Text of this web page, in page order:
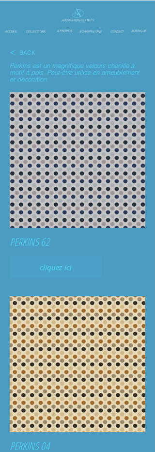
ARCREATION-TEXTILES
ACCUEIL COLLECTIONS A PROPOS ÉCHANTILLIONS CONTACT BOUTIQUE
< BACK
Perkins est un magnifique velours chenille à
motif à pois. Peut-être utilisé en ameublement
et décoration.
PERKINS 62
cliquez ici
PERKINS 04